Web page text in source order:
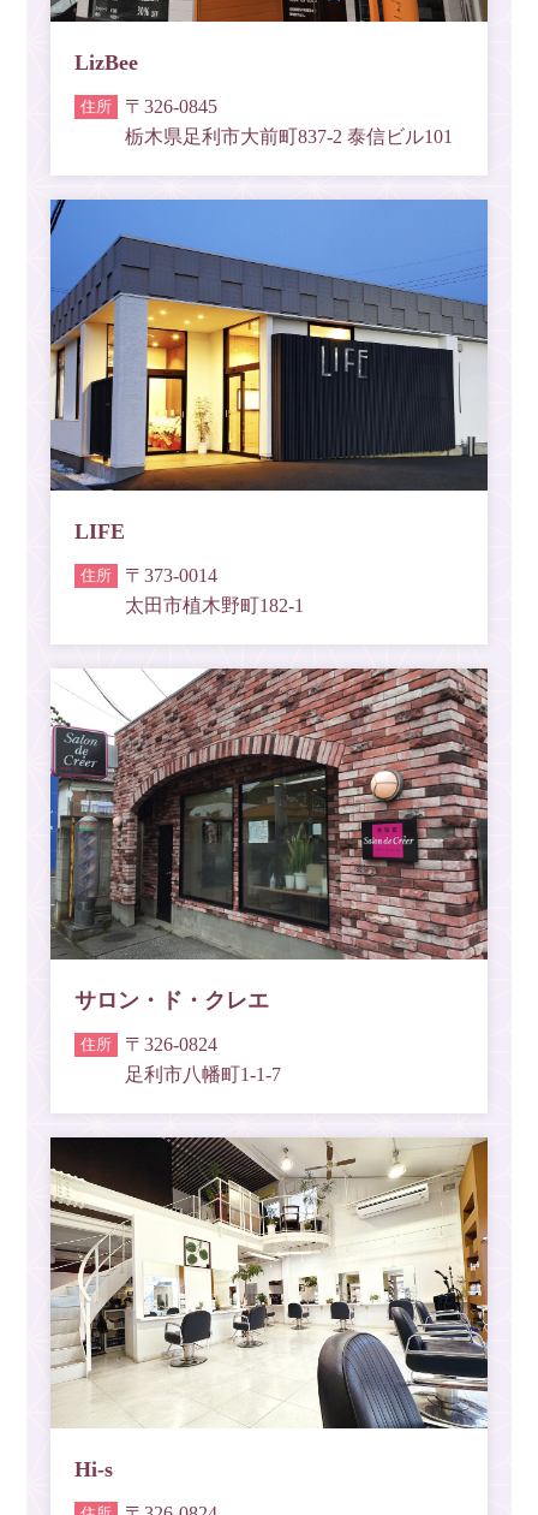
LizBee
〒326-0845
栃木県足利市大前町837-2 泰信ビル101
LIFE
〒373-0014
太田市植木野町182-1
サロン・ド・クレエ
〒326-0824
足利市八幡町1-1-7
Hi-s